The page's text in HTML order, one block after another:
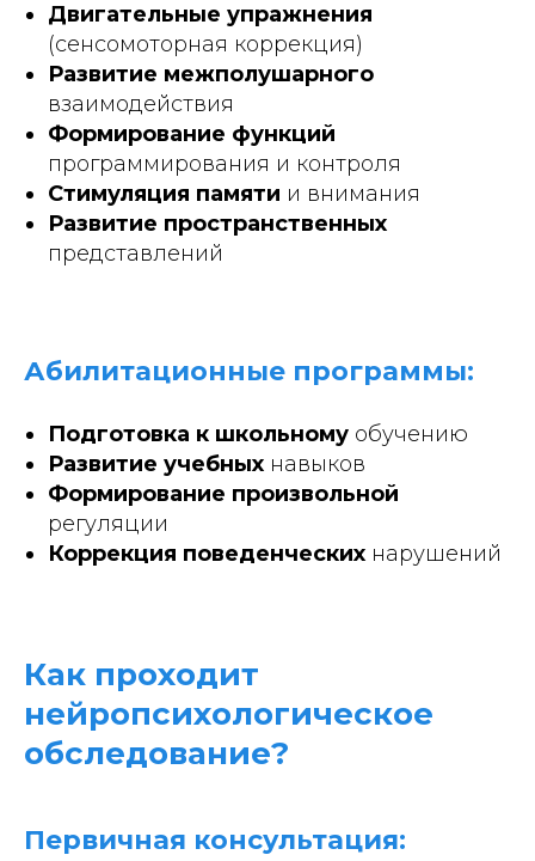
Двигательные упражнения
(сенсомоторная коррекция)
Развитие межполушарного
взаимодействия
Формирование функций
программирования и контроля
Стимуляция памяти и внимания
Развитие пространственных
представлений
Абилитационные программы:
Подготовка к школьному обучению
Развитие учебных навыков
Формирование произвольной
регуляции
Коррекция поведенческих нарушений
Как проходит
нейропсихологическое
обследование?
Первичная консультация: